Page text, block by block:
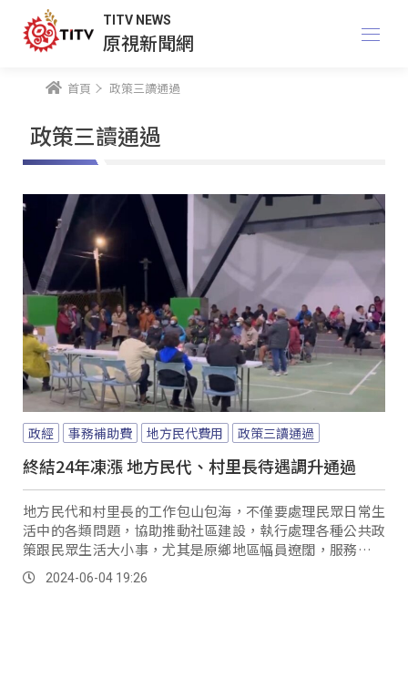
TITV NEWS
原視新聞網
首頁 政策三讀通過
政策三讀通過
政經 事務補助費 地方民代費用 政策三讀通過
終結24年凍漲 地方民代、村里長待遇調升通過
地方民代和村里長的工作包山包海，不僅要處理民眾日常生
活中的各類問題，協助推動社區建設，執行處理各種公共政
策跟民眾生活大小事，尤其是原鄉地區幅員遼闊，服務民眾
交通成本不僅提高，在天災跟疫情時期，基層民代的工作更
是艱辛。2024-06-04 19:26